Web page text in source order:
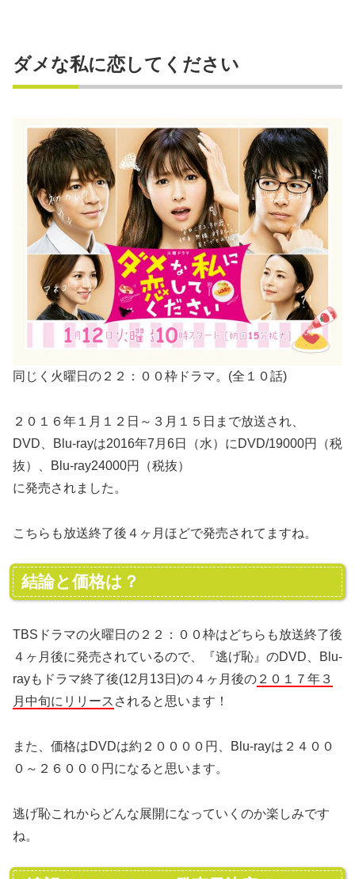
ダメな私に恋してください
同じく火曜日の２２：００枠ドラマ。(全１０話)
２０１６年１月１２日～３月１５日まで放送され、
DVD、Blu-rayは2016年7月6日（水）にDVD/19000円（税
抜）、Blu-ray24000円（税抜）
に発売されました。
こちらも放送終了後４ヶ月ほどで発売されてますね。
結論と価格は？
TBSドラマの火曜日の２２：００枠はどちらも放送終了後
４ヶ月後に発売されているので、『逃げ恥』のDVD、Blu-
rayもドラマ終了後(12月13日)の４ヶ月後の ２０１７年３
月中旬にリリース されると思います！
また、価格はDVDは約２００００円、Blu-rayは２４００
０～２６０００円になると思います。
逃げ恥これからどんな展開になっていくのか楽しみです
ね。